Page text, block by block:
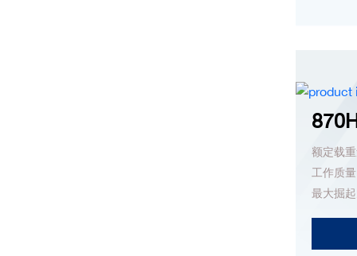
额定载
工作质
最大掘